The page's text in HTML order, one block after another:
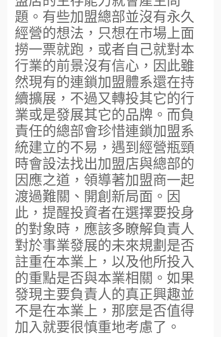
題。有些加盟總部並沒有永久
經營的想法，只想在市場上面
撈一票就跑，或者自己就對本
行業的前景沒有信心，因此雖
然現有的連鎖加盟體系還在持
續擴展，不過又轉投其它的行
業或是發展其它的品牌。而負
責任的總部會珍惜連鎖加盟系
統建立的不易，遇到經營瓶頸
時會設法找出加盟店與總部的
因應之道，領導著加盟商一起
渡過難關、開創新局面。因
此，提醒投資者在選擇要投身
的對象時，應該多瞭解負責人
對於事業發展的未來規劃是否
註重在本業上，以及他所投入
的重點是否與本業相關。如果
發現主要負責人的真正興趣並
不是在本業上，那麼是否值得
加入就要很慎重地考慮了。